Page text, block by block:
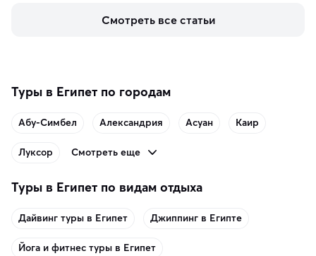
аутентичных лавках — в подарок близким или себе на
Смотреть все статьи
Туры в Египет по городам
Абу-Симбел Александрия Асуан Каир
Луксор Смотреть еще
Туры в Египет по видам отдыха
Дайвинг туры в Египет Джиппинг в Египте
Йога и фитнес туры в Египет